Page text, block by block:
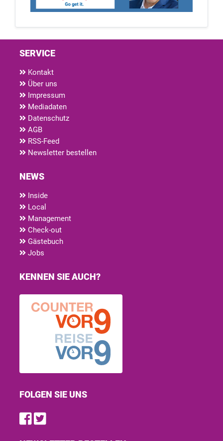
SERVICE
Kontakt
Über uns
Impressum
Mediadaten
Datenschutz
AGB
RSS-Feed
Newsletter bestellen
NEWS
Inside
Local
Management
Check-out
Gästebuch
Jobs
KENNEN SIE AUCH?
FOLGEN SIE UNS
Find us on Facebook
Follow us on Twitter